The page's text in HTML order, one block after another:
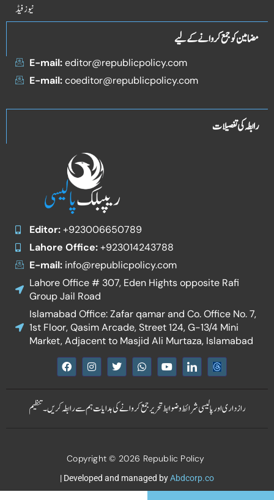
نیوز فیڈ
مضامین کو جمع کروانے کے لیے
E-mail:editor@republicpolicy.com
E-mail:coeditor@republicpolicy.com
رابطہ کی تفصیلات
Editor:+923006650789
Lahore Office:+923014243788
E-mail:info@republicpolicy.com
Lahore Office # 307, Eden Hights opposite Rafi
Group Jail Road
Islamabad Office: Zafar qamar and Co. Office No. 7,
1st Floor, Qasim Arcade, Street 124, G-13/4 Mini
Market, Adjacent to Masjid Ali Murtaza, Islamabad
F
a
e
o
I
n
t
g
T
w
t
t
e
W
h
t
s
a
Y
o
t
b
I
c
n
-
l
d
n
تنظیمہم سے رابطہ کریں۔تحریر جمع کروانے کی ہدایاتشرائط و ضوابطرازداری اور پالیسی
Copyright © 2026 Republic Policy
| Developed and managed byAbdcorp.co